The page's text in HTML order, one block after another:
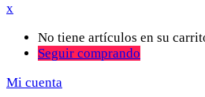
x
No tiene artículos en su
Seguir comprando
Mi cuenta